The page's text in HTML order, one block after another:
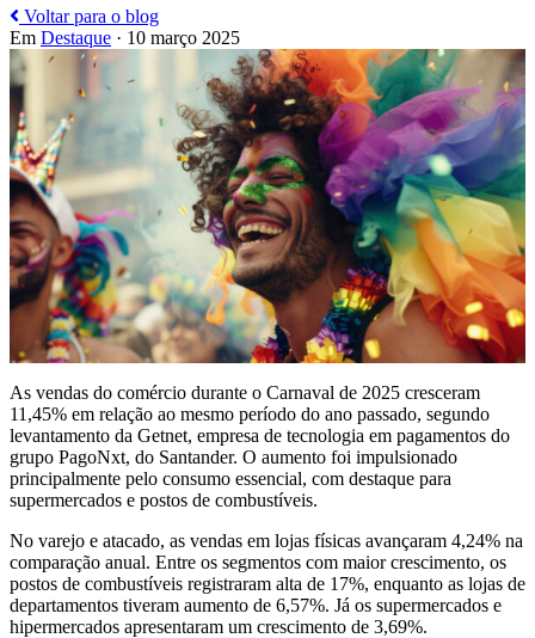
Voltar para o blog
Em Destaque · 10 março 2025
As vendas do comércio durante o Carnaval de 2025 cresceram
11,45% em relação ao mesmo período do ano passado, segundo
levantamento da Getnet, empresa de tecnologia em pagamentos do
grupo PagoNxt, do Santander. O aumento foi impulsionado
principalmente pelo consumo essencial, com destaque para
supermercados e postos de combustíveis.
No varejo e atacado, as vendas em lojas físicas avançaram 4,24% na
comparação anual. Entre os segmentos com maior crescimento, os
postos de combustíveis registraram alta de 17%, enquanto as lojas de
departamentos tiveram aumento de 6,57%. Já os supermercados e
hipermercados apresentaram um crescimento de 3,69%.